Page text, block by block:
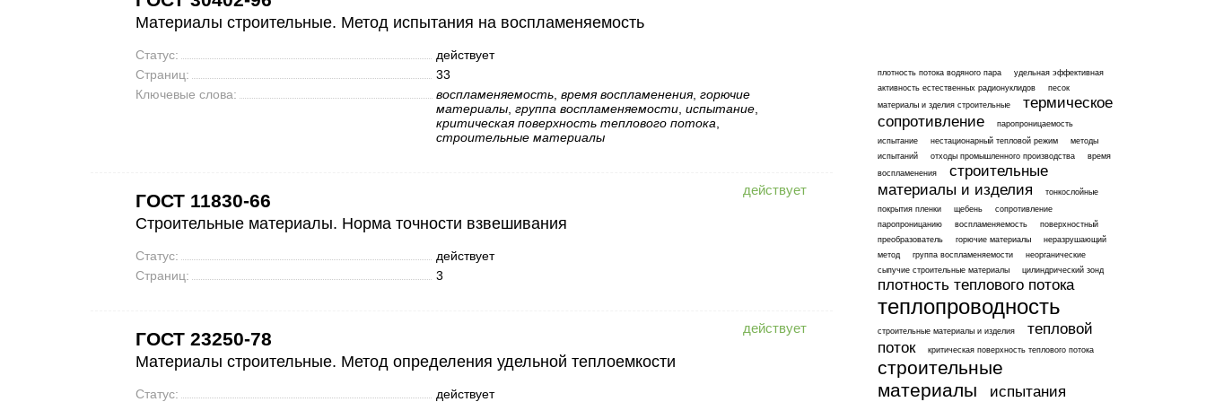
Материалы строительные. Метод испытания на воспламеняемость
Статус:
действует
Страниц:
33
Ключевые слова:
воспламеняемость, время воспламенения, горючие
материалы, группа воспламеняемости, испытание,
критическая поверхность теплового потока
строительные материалы
ГОСТ 11830-66
Строительные материалы. Норма точности взвешивания
Статус:
действует
Страниц:
3
ГОСТ 23250-78
Материалы строительные. Метод определения удельной теплоемкости
Статус: действует
плотность потока водяного пара
удельная эффективная
активность естественных радионуклидов
песок
материалы и зделия строительные
термическое
сопротивление
паропроницаемость
испытание
нестационарный тепловой режим
методы
испытаний
отходы промышленного производства
время
воспламенения
строительные
материалы и изделия
тонкослойные
покрытия пленки
щебень
сопротивление
паропроницанию
воспламеняемость
поверхностный
преобразователь
горючие материалы
неразрушающий
метод
группа воспламеняемости
неорганические
сыпучие строительные материалы
цилиндрический зонд
плотность теплового потока
теплопроводность
строительные материалы и изделия
тепловой
поток
критическая поверхность теплового потока
строительные
материалы
испытания